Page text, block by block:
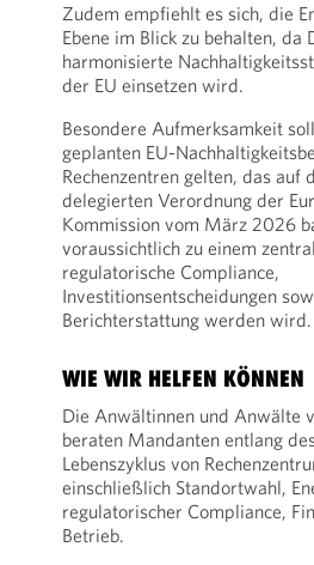
Zudem empfiehlt es sich, die
Ebene im Blick zu behalten, da
harmonisierte
der EU einsetzen wird.
Besondere Aufmerksamkeit
geplanten EU-
Rechenzentren gelten, das auf
delegierten Verordnung der
Kommission vom März 2026
voraussichtlich zu einem
regulatorische Compliance,
Investitionsentscheidungen
Berichterstattung werden wird.
WIE WIR HELFEN KÖNNEN
Die Anwältinnen und Anwälte
beraten Mandanten entlang
Lebenszyklus von
einschließlich Standortwahl,
regulatorischer Compliance,
Betrieb.